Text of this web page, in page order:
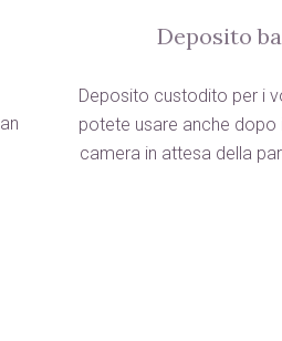
Deposito
Deposito custodito per i
potete usare anche dopo
camera in attesa della